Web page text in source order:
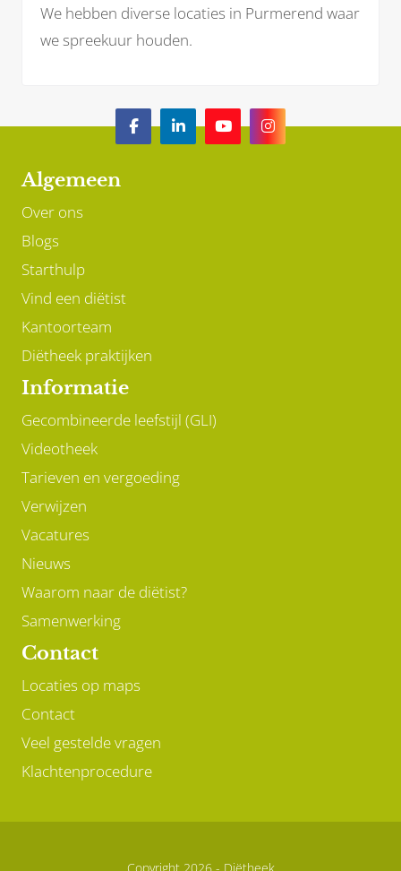
We hebben diverse locaties in Purmerend waar
we spreekuur houden.
Algemeen
Over ons
Blogs
Starthulp
Vind een diëtist
Kantoorteam
Diëtheek praktijken
Informatie
Gecombineerde leefstijl (GLI)
Videotheek
Tarieven en vergoeding
Verwijzen
Vacatures
Nieuws
Waarom naar de diëtist?
Samenwerking
Contact
Locaties op maps
Contact
Veel gestelde vragen
Klachtenprocedure